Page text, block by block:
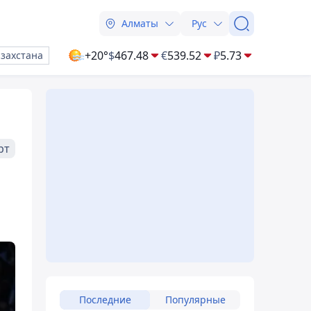
Алматы Рус
+20°$467.48 €539.52 ₽5.73
Последние Популярные